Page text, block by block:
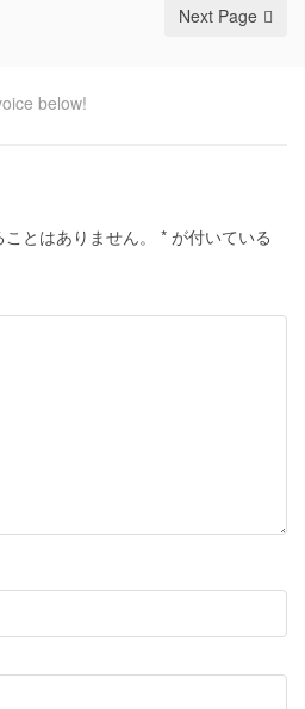
Next Page
below!
とはありません。 * が付いている